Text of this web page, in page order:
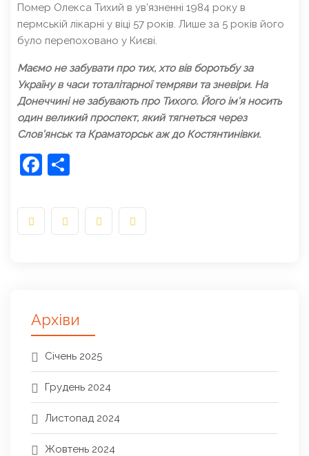
Помер Олекса Тихий в ув’язненні 1984 року в
пермській лікарні у віці 57 років. Лише за 5 років його
було перепоховано у Києві.
Маємо не забувати про тих, хто вів боротьбу за
Україну в часи тоталітарної темряви та зневіри. На
Донеччині не забувають про Тихого. Його ім’я носить
один великий проспект, який тягнеться через
Слов’янськ та Краматорськ аж до Костянтинівки.
Facebook
Архіви
Січень 2025
Грудень 2024
Листопад 2024
Жовтень 2024